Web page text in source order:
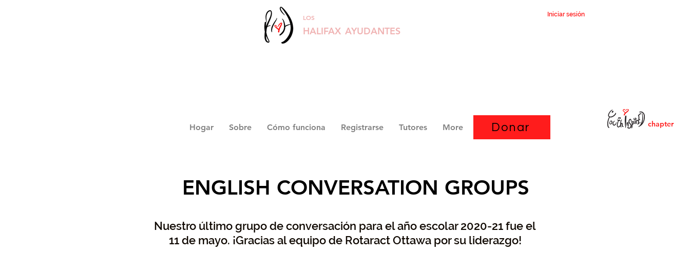
LOS
HALIFAX AYUDANTES
Iniciar sesión
Hogar Sobre Cómo funciona Registrarse Tutores More Donar chapter
ENGLISH CONVERSATION GROUPS
Nuestro último grupo de conversación para el año escolar 2020-21 fue el
11 de mayo. ¡Gracias al equipo de Rotaract Ottawa por su liderazgo!